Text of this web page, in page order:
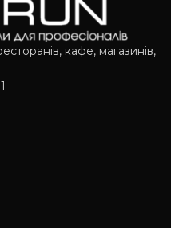
кафе, магазинів,